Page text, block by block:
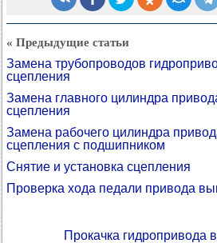
« Предыдущие статьи
Замена трубопроводов
сцепления
Замена главного цилиндра
сцепления
Замена рабочего цилиндра
сцепления с подшипником
Снятие и установка сцепления
Проверка хода педали привода
Прокачка гидропривода